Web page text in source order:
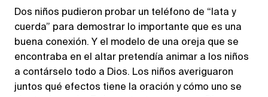
Dos niños pudieron probar un teléfono de “lata y
cuerda” para demostrar lo importante que es una
buena conexión. Y el modelo de una oreja que se
encontraba en el altar pretendía animar a los niños
a contárselo todo a Dios. Los niños averiguaron
juntos qué efectos tiene la oración y cómo uno se